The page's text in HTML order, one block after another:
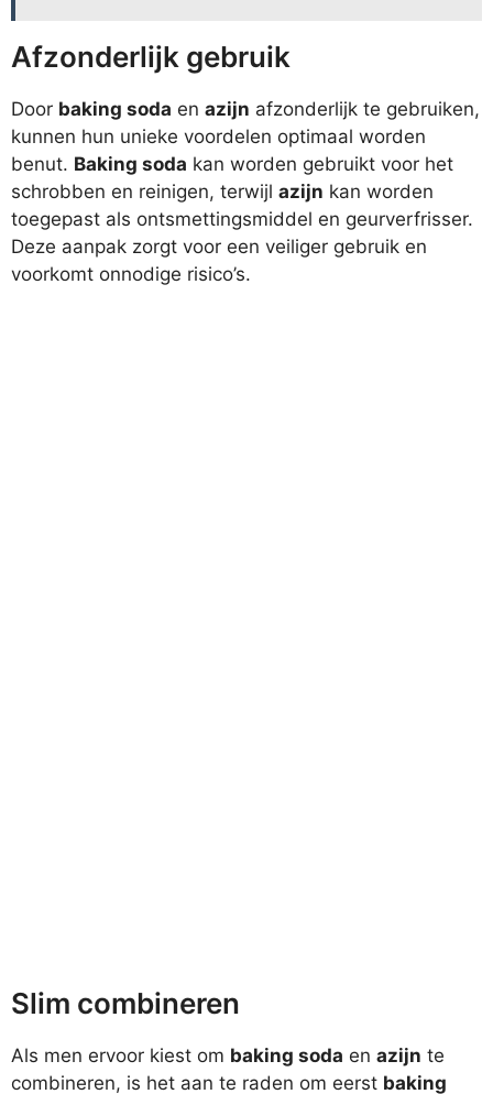
Afzonderlijk gebruik
Door baking soda en azijn afzonderlijk te gebruiken,
kunnen hun unieke voordelen optimaal worden
benut. Baking soda kan worden gebruikt voor het
schrobben en reinigen, terwijl azijn kan worden
toegepast als ontsmettingsmiddel en geurverfrisser.
Deze aanpak zorgt voor een veiliger gebruik en
voorkomt onnodige risico’s.
Slim combineren
Als men ervoor kiest om baking soda en azijn te
combineren, is het aan te raden om eerst baking